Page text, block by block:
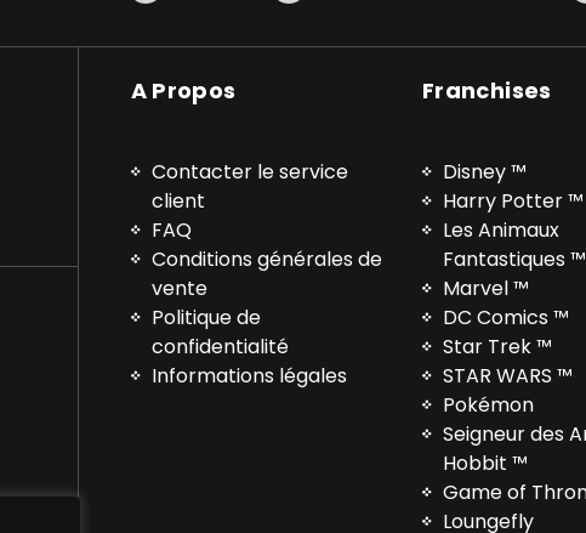
A Propos
Contacter le service
client
FAQ
Conditions générales de
vente
Politique de
confidentialité
Informations légales
Franchises
Disney ™
Harry Potter ™
Les Animaux
Fantastiques ™
Marvel ™
DC Comics ™
Star Trek ™
STAR WARS ™
Pokémon
Seigneur des
Hobbit ™
Game of
Loungefly